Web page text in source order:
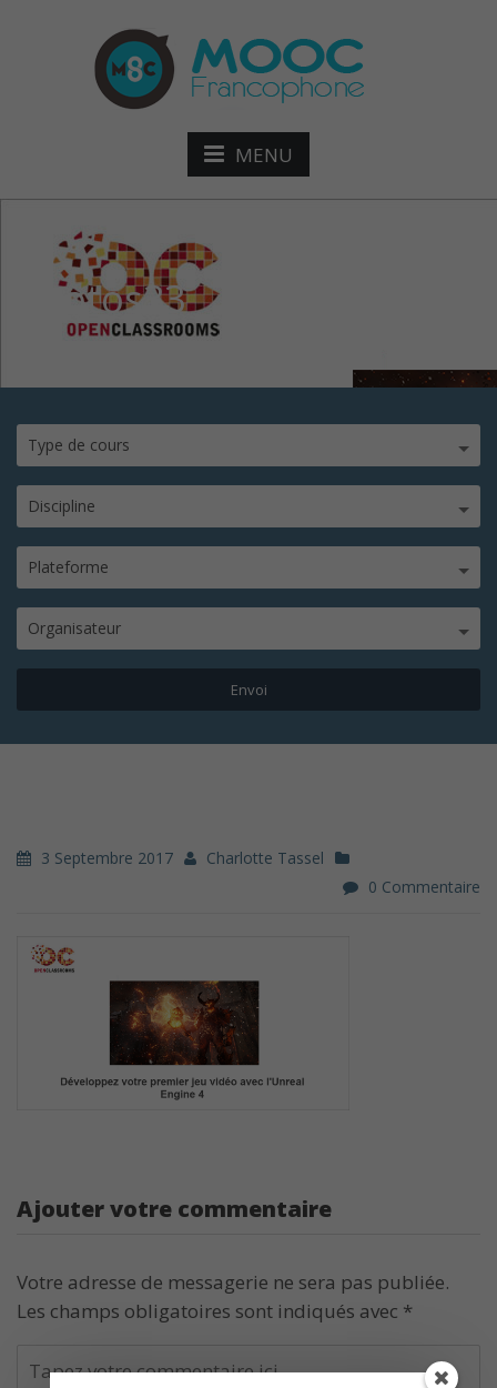
MENU
photos33
Type de cours
Discipline
Plateforme
Organisateur
3 Septembre 2017
Charlotte Tassel
0 Commentaire
Ajouter votre commentaire
Votre adresse de messagerie ne sera pas publiée.
Les champs obligatoires sont indiqués avec *